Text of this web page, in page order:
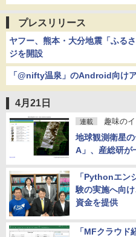
プレスリリース
ヤフー、熊本・大分地震「ふる
ジを開設
「@nifty温泉」のAndroid向け
4月21日
連載 趣味の
地球観測衛星
A」、産総研が
「Pythonエン
験の実施へ向
資金を提供
「MFクラウ